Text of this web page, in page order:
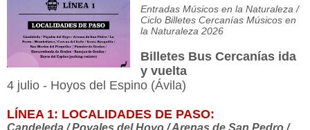
Entradas Músicos en la Naturaleza /
Ciclo Billetes Cercanías Músicos en
la Naturaleza 2026
Billetes Bus Cercanías ida
y vuelta
4 julio - Hoyos del Espino (Ávila)
LÍNEA 1: LOCALIDADES DE PASO: